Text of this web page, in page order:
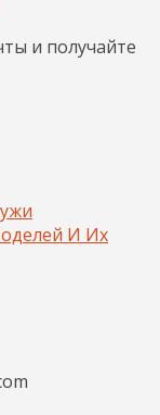
и получайте
И Их